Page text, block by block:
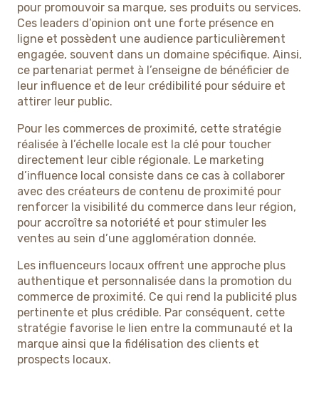
pour promouvoir sa marque, ses produits ou services.
Ces leaders d’opinion ont une forte présence en
ligne et possèdent une audience particulièrement
engagée, souvent dans un domaine spécifique. Ainsi,
ce partenariat permet à l’enseigne de bénéficier de
leur influence et de leur crédibilité pour séduire et
attirer leur public.
Pour les commerces de proximité, cette stratégie
réalisée à l’échelle locale est la clé pour toucher
directement leur cible régionale. Le marketing
d’influence local consiste dans ce cas à collaborer
avec des créateurs de contenu de proximité pour
renforcer la visibilité du commerce dans leur région,
pour accroître sa notoriété et pour stimuler les
ventes au sein d’une agglomération donnée.
Les influenceurs locaux offrent une approche plus
authentique et personnalisée dans la promotion du
commerce de proximité. Ce qui rend la publicité plus
pertinente et plus crédible. Par conséquent, cette
stratégie favorise le lien entre la communauté et la
marque ainsi que la fidélisation des clients et
prospects locaux.